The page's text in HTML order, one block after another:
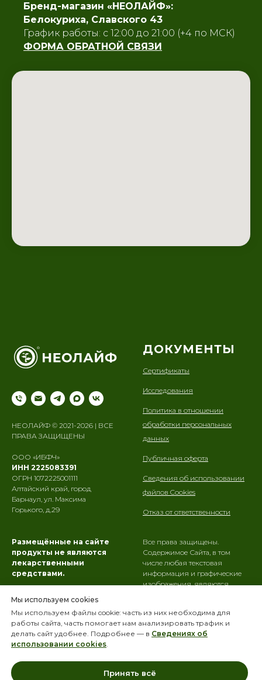
Мы используем cookies
Мы используем файлы cookie: часть из них необходима для
работы сайта, часть помогает нам анализировать трафик и
делать сайт удобнее. Подробнее — в Сведениях об
использовании cookies
Принять всё
Бренд-магазин «НЕОЛАЙФ»:
Белокуриха, Славского 43
График работы: с 12:00 до 21:00 (+4 по МСК)
ФОРМА ОБРАТНОЙ СВЯЗИ
НЕОЛАЙФ © 2021-2026 | ВСЕ
ПРАВА ЗАЩИЩЕНЫ
ООО «ИБФЧ»
ИНН 2225083391
ОГРН 1072225001111
Алтайский край, город
Барнаул, ул. Максима
Горького, д.29
ДОКУМЕНТЫ
Сертификаты
Исследования
Политика в отношении
обработки персональных
данных
Публичная оферта
Сведения об использовании
файлов Cookies
Отказ от ответственности
Размещённые на сайте
продукты не являются
лекарственными
средствами.
ООО «ИБФЧ» не осуществляет
медицинскую деятельность и
не оказывает Пользователям
Сайта медицинские услуги, в
том числе направленные на
профилактику, диагностику и
Все права защищены.
Содержимое Сайта, в том
числе любая текстовая
информация и графические
изображения, являются
Использование их третьими
лицами, в том числе
копирование,